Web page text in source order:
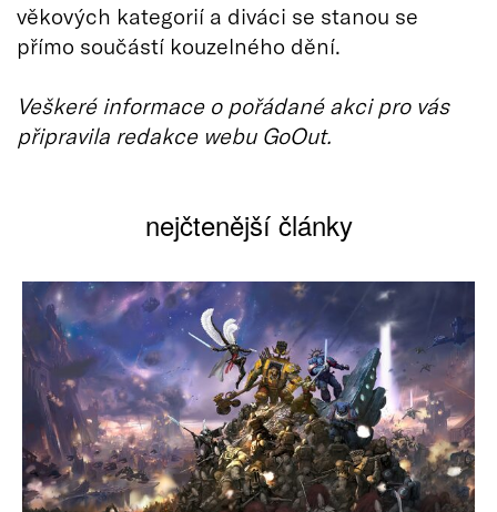
věkových kategorií a diváci se stanou se
přímo součástí kouzelného dění.
Veškeré informace o pořádané akci pro vás
připravila redakce webu GoOut.
nejčtenější články